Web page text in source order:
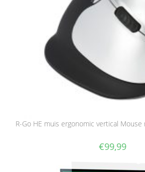
R-Go HE muis ergonomic vertical
€99,99